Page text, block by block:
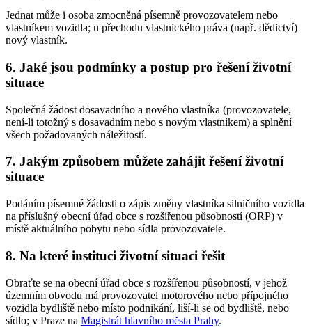
Jednat může i osoba zmocněná písemně provozovatelem nebo
vlastníkem vozidla; u přechodu vlastnického práva (např. dědictví)
nový vlastník.
6. Jaké jsou podmínky a postup pro řešení životní
situace
Společná žádost dosavadního a nového vlastníka (provozovatele,
není-li totožný s dosavadním nebo s novým vlastníkem) a splnění
všech požadovaných náležitostí.
7. Jakým způsobem můžete zahájit řešení životní
situace
Podáním písemné žádosti o zápis změny vlastníka silničního vozidla
na příslušný obecní úřad obce s rozšířenou působností (ORP) v
místě aktuálního pobytu nebo sídla provozovatele.
8. Na které instituci životní situaci řešit
Obraťte se na obecní úřad obce s rozšířenou působností, v jehož
územním obvodu má provozovatel motorového nebo přípojného
vozidla bydliště nebo místo podnikání, liší-li se od bydliště, nebo
sídlo; v Praze na Magistrát hlavního města Prahy.